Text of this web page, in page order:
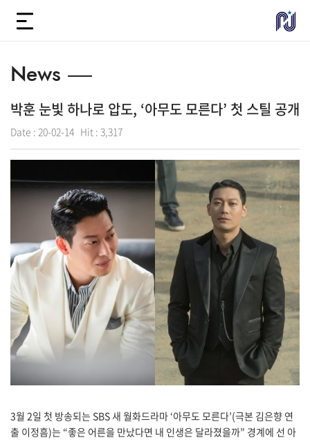
News
박훈 눈빛 하나로 압도, ‘아무도 모른다’ 첫 스틸 공개
Date : 20-02-14 Hit : 3,317
3월 2일 첫 방송되는 SBS 새 월화드라마 ‘아무도 모른다’(극본 김은향 연
출 이정흠)는 “좋은 어른을 만났다면 내 인생은 달라졌을까” 경계에 선 아